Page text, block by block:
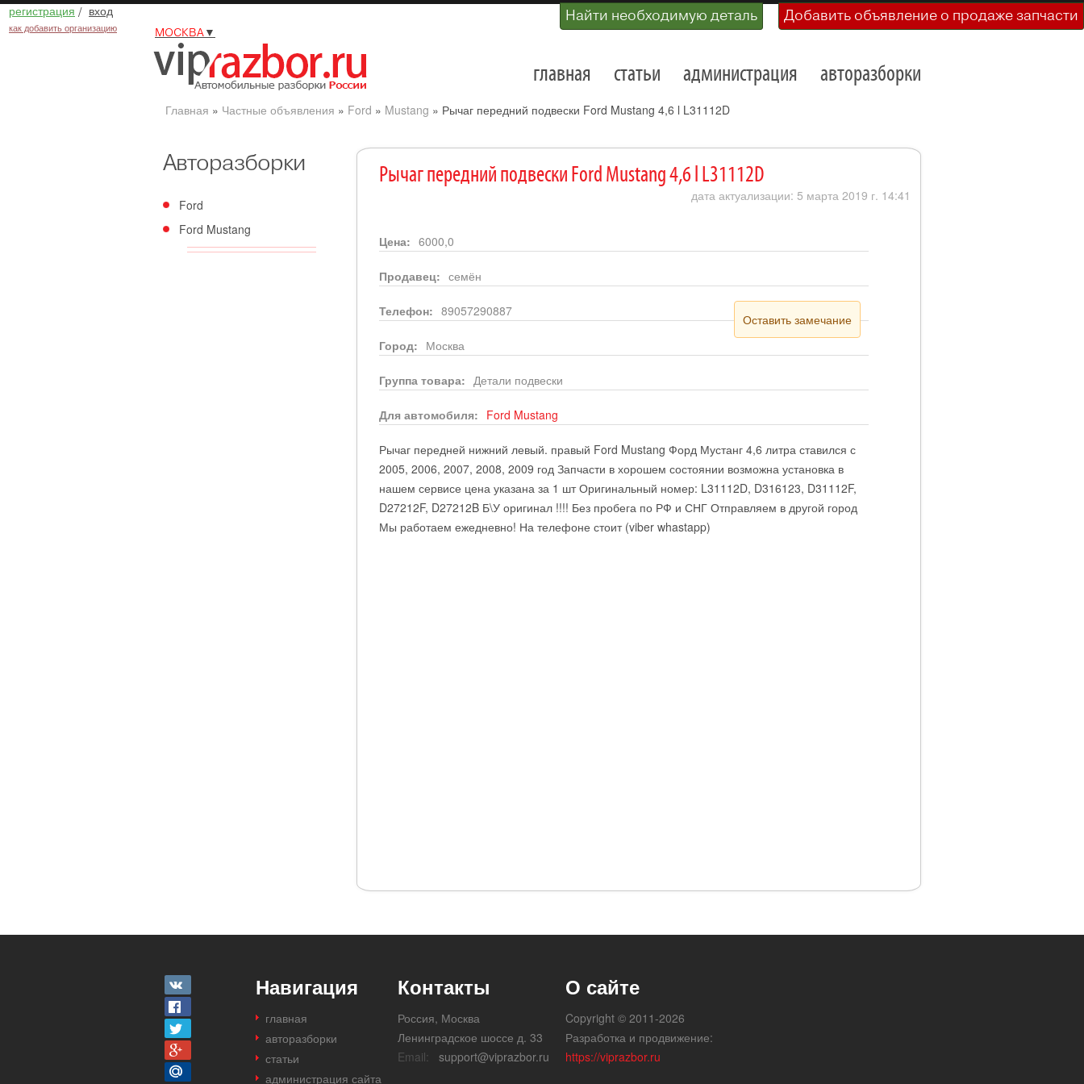
регистрация / вход
как добавить организацию
Найти необходимую деталь Добавить объявление о продаже запчасти
МОСКВА▼
главная статьи администрация авторазборки
Главная » Частные объявления » Ford » Mustang » Рычаг передний подвески Ford Mustang 4,6 l L31112D
Авторазборки
Ford
Ford Mustang
Рычаг передний подвески Ford Mustang 4,6 l L31112D
дата актуализации: 5 марта 2019 г. 14:41
Цена: 6000,0
Продавец: семён
Телефон: 89057290887
Оставить замечание
Город: Москва
Группа товара: Детали подвески
Для автомобиля: Ford Mustang
Рычаг передней нижний левый. правый Ford Mustang Форд Мустанг 4,6 литра ставился с
2005, 2006, 2007, 2008, 2009 год Запчасти в хорошем состоянии возможна установка в
нашем сервисе цена указана за 1 шт Оригинальный номер: L31112D, D316123, D31112F,
D27212F, D27212B Б\У оригинал !!!! Без пробега по РФ и СНГ Отправляем в другой город
Мы работаем ежедневно! На телефоне стоит (viber whastapp)
Навигация
главная
авторазборки
статьи
администрация сайта
Контакты
Россия, Москва
Ленинградское шоссе д. 33
Email:
support@viprazbor.ru
О сайте
Copyright © 2011-2026
Разработка и продвижение:
https://viprazbor.ru